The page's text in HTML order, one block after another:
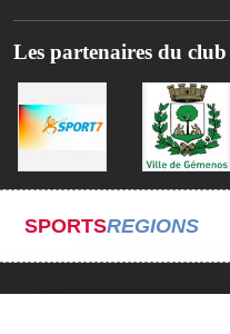
Les partenaires du club
SPORTSREGIONS